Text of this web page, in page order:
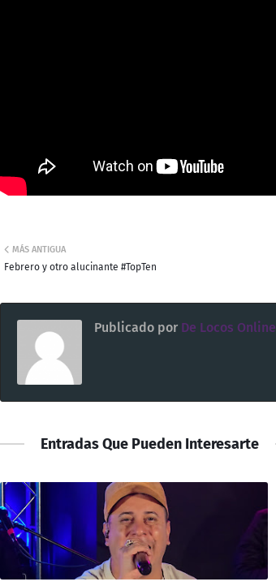
MÁS ANTIGUA
Febrero y otro alucinante #TopTen
Publicado por De Locos Online
Entradas Que Pueden Interesarte